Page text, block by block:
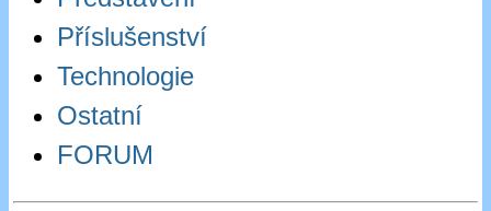
Příslušenství
Technologie
Ostatní
FORUM